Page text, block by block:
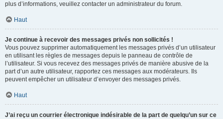
plus d’informations, veuillez contacter un administrateur du forum.
Haut
Je continue à recevoir des messages privés non sollicités !
Vous pouvez supprimer automatiquement les messages privés d’un utilisateur
en utilisant les règles de messages depuis le panneau de contrôle de
l’utilisateur. Si vous recevez des messages privés de manière abusive de la
part d’un autre utilisateur, rapportez ces messages aux modérateurs. Ils
peuvent empêcher un utilisateur d’envoyer des messages privés.
Haut
J’ai reçu un courrier électronique indésirable de la part de quelqu’un sur ce